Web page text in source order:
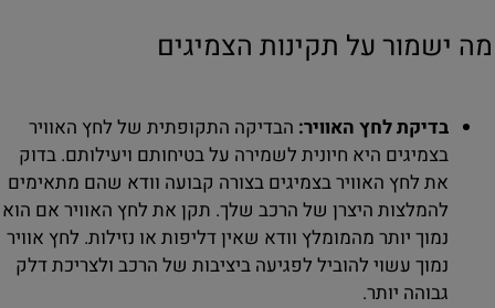
מה ישמור על תקינות הצמיגים
בדיקת לחץ האוויר: הבדיקה התקופתית של לחץ האוויר
בצמיגים היא חיונית לשמירה על בטיחותם ויעילותם. בדוק
את לחץ האוויר בצמיגים בצורה קבועה וודא שהם מתאימים
להמלצות היצרן של הרכב שלך. תקן את לחץ האוויר אם הוא
נמוך יותר מהמומלץ וודא שאין דליפות או נזילות. לחץ אוויר
נמוך עשוי להוביל לפגיעה ביציבות של הרכב ולצריכת דלק
גבוהה יותר.